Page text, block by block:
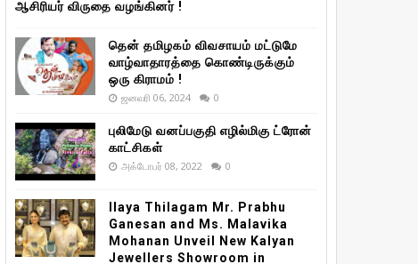
ஆசிரியர் விருதை வழங்கினர் !
தென் தமிழகம் விவசாயம் மட்டுமே
வாழ்வாதாரத்தை கொண்டிருக்கும்
ஒரு கிராமம் !
ஜனவரி 06, 2024 0
புலிமேடு வனப்பகுதி எழில்மிகு ட்ரோன்
காட்சிகள்
அக்டோபர் 08, 2022 0
Ilaya Thilagam Mr. Prabhu
Ganesan and Ms. Malavika
Mohanan Unveil New Kalyan
Jewellers Showroom in